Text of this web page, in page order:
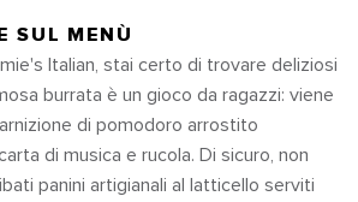
SUL MENÙ
Italian, stai certo di trovare deliziosi
burrata è un gioco da ragazzi: viene
di pomodoro arrostito
di musica e rucola. Di sicuro, non
panini artigianali al latticello serviti